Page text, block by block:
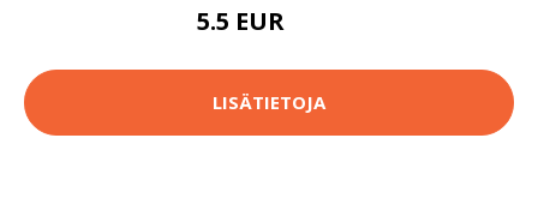
5.5 EUR
LISÄTIETOJA